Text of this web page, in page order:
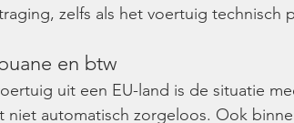
zelfs als het voertuig technisch
en btw
uit een EU-land is de situatie
niet automatisch zorgeloos. Ook